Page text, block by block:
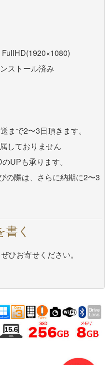
ストール済み
まで2〜3日頂きます。
しておりません
UPも承ります。
の際は、さらに納期に2〜3
く
ひお寄せください。